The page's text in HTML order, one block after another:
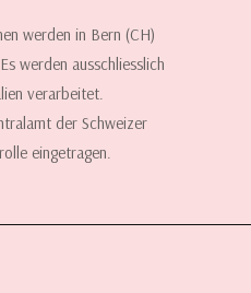
werden in Bern (CH)
werden ausschliesslich
verarbeitet.
der Schweizer
eingetragen.